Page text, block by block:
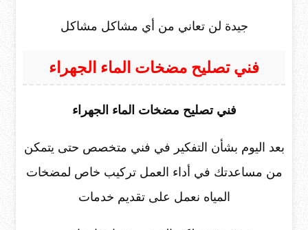
جيدة لن تعاني من أي مشاكل مشاكل
فني تصليح مضخات الماء الجهراء
فني تصليح مضخات الماء الجهراء
بعد اليوم بشأن التفكير في فني متخصص حتى يتمكن
من مساعدتك في أداء العمل تركيب خاص لمضخات
المياه نعمل على تقديم خدمات